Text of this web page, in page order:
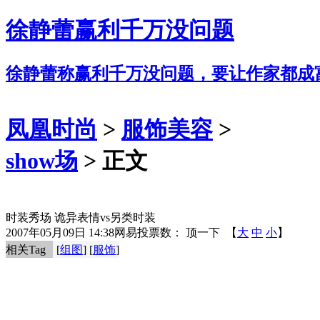
徐静蕾赢利千万没问题
徐静蕾称赢利千万没问题，要让作家都成
凤凰时尚 > 服饰美容>
show场 > 正文
时装秀场 诡异表情vs另类时装
2007年05月09日 14:38网易投票数： 顶一下 【 大 中 小】
相关Tag
[组图] [服饰]